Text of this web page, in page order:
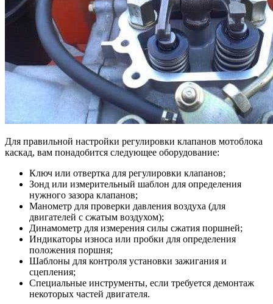
Для правильной настройки регулировки клапанов мотоблока
каскад, вам понадобится следующее оборудование:
Ключ или отвертка для регулировки клапанов;
Зонд или измерительный шаблон для определения
нужного зазора клапанов;
Манометр для проверки давления воздуха (для
двигателей с сжатым воздухом);
Динамометр для измерения силы сжатия поршней;
Индикаторы износа или пробки для определения
положения поршня;
Шаблоны для контроля установки зажигания и
сцепления;
Специальные инструменты, если требуется демонтаж
некоторых частей двигателя.